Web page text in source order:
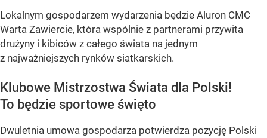
Lokalnym gospodarzem wydarzenia będzie Aluron CMC
Warta Zawiercie, która wspólnie z partnerami przywita
drużyny i kibiców z całego świata na jednym
z najważniejszych rynków siatkarskich.
Klubowe Mistrzostwa Świata dla Polski!
To będzie sportowe święto
Dwuletnia umowa gospodarza potwierdza pozycję Polski